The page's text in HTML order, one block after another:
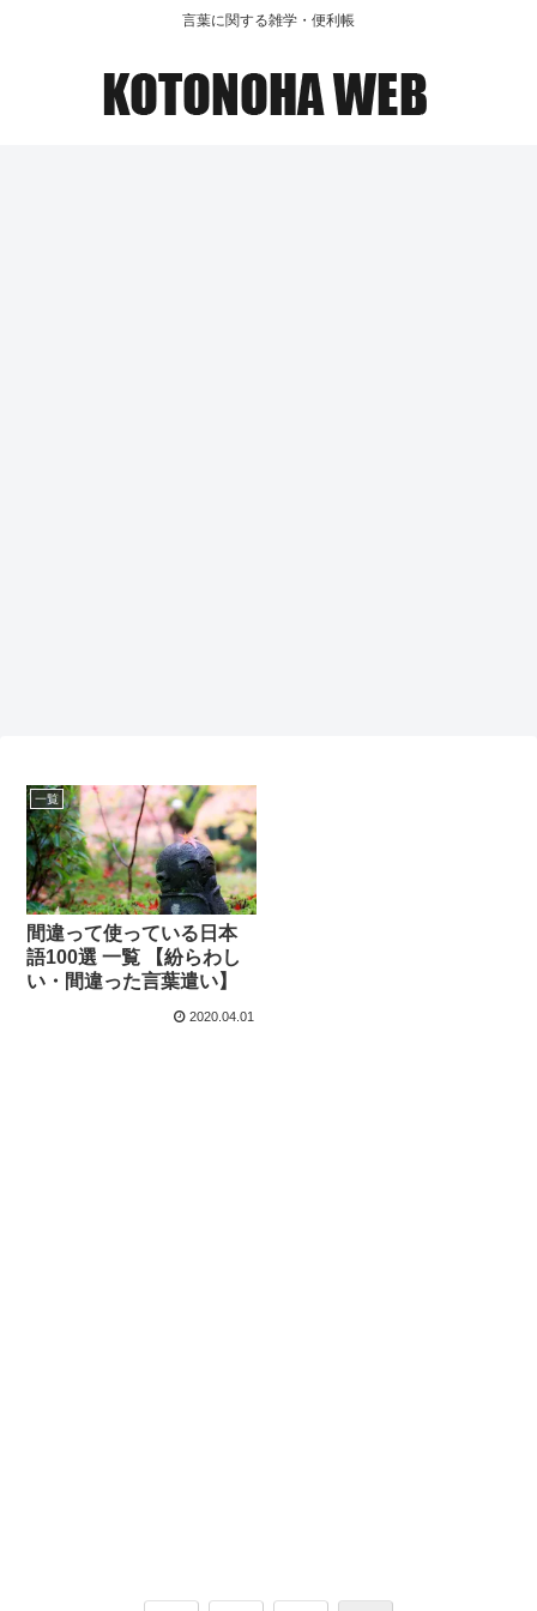
言葉に関する雑学・便利帳
一覧
間違って使っている日本
語100選 一覧 【紛らわし
い・間違った言葉遣い】
2020.04.01